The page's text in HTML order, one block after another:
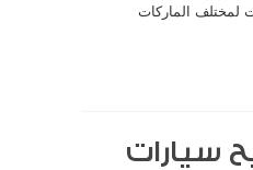
لمختلف الماركات
سيارات